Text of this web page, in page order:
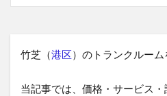
竹芝（港区）のトランクルーム
当記事では、価格・サービス